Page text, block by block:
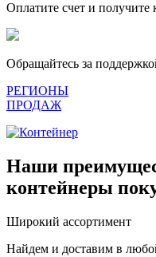
Оплатите счет и
Обращайтесь за
РЕГИОНЫ
ПРОДАЖ
Наши
контейнеры
Широкий ассортимент
Найдем и доставим в